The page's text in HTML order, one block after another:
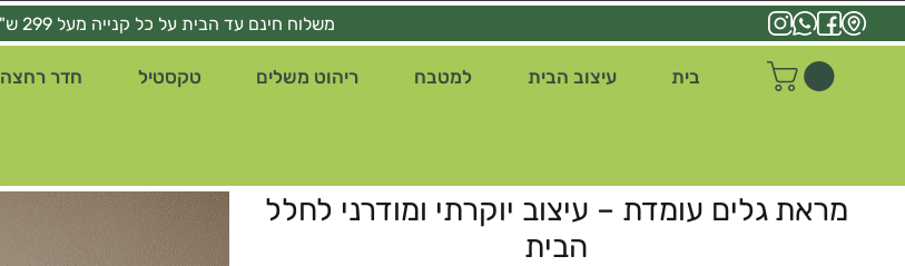
משלוח חינם עד הבית על כל קנייה מעל 299 ש"ח
בית עיצוב הבית למטבח ריהוט משלים טקסטיל חדר רחצה
מראת גלים עומדת – עיצוב יוקרתי ומודרני לחלל
הבית